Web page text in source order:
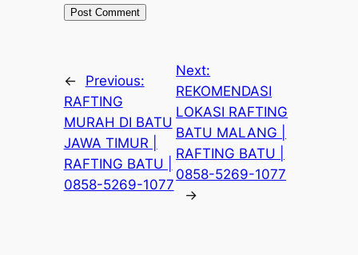
←
Previous:
RAFTING
MURAH DI BATU
JAWA TIMUR |
RAFTING BATU |
0858-5269-1077
Next:
REKOMENDASI
LOKASI RAFTING
BATU MALANG |
RAFTING BATU |
0858-5269-1077
→